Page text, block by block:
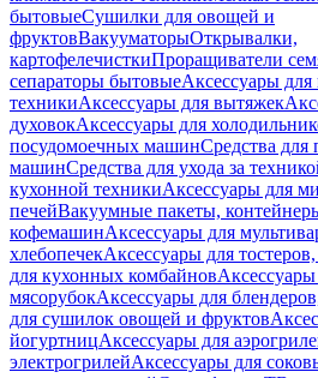
бытовыеСушилки для овощей и
фруктовВакууматорыОткрывалки,
картофелечисткиПроращиватели
сепараторы бытовыеАксессуары
техникиАксессуары для вытяжек
духовокАксессуары для
посудомоечных машинСредства для
машинСредства для ухода за
кухонной техникиАксессуары для
печейВакуумные пакеты,
кофемашинАксессуары для
хлебопечекАксессуары для
для кухонных комбайнов
мясорубокАксессуары для
для сушилок овощей и фруктов
йогуртницАксессуары для
электрогрилейАксессуары для